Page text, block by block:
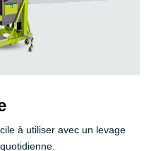
à utiliser avec un levage